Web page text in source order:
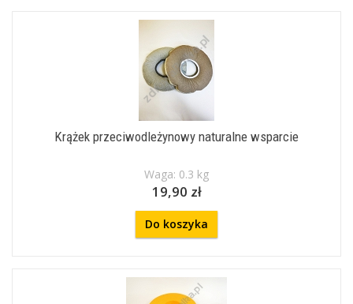
Krążek przeciwodleżynowy naturalne wsparcie
Waga: 0.3 kg
19,90 zł
Do koszyka